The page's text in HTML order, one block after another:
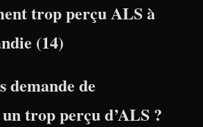
trop perçu ALS à
(14)
demande de
trop perçu d’ALS ?